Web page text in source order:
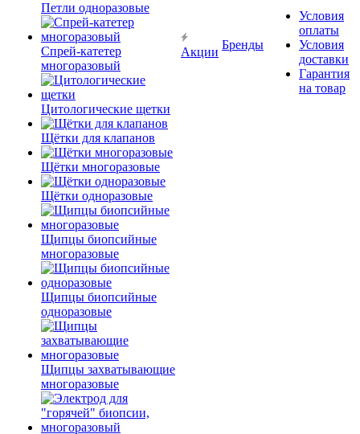
Петли одноразовые
Спрей-катетер
многоразовый
Цитологические щетки
Щётки для клапанов
Щётки многоразовые
Щётки одноразовые
Щипцы биопсийные
многоразовые
Щипцы биопсийные
одноразовые
Щипцы захватывающие
многоразовые
Акции
Бренды
Условия
оплаты
Условия
доставки
Гарантия
на товар